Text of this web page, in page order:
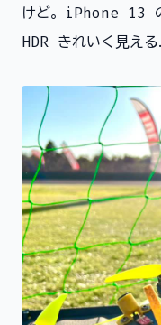
けど。iPhone 13
HDR きれいく見え